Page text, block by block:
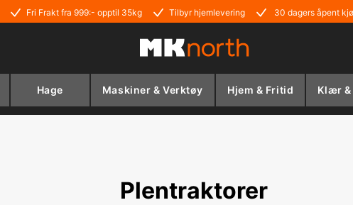
Fri Frakt fra 999:- opptil 35kg Tilbyr hjemlevering 30 dagers åpent
Hage Maskiner & Verktøy Hjem & Fritid Klær &
Plentraktorer